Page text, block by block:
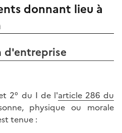
donnant lieu à
d'entreprise
2° du I de l'article 286 du
physique ou morale
tenue :